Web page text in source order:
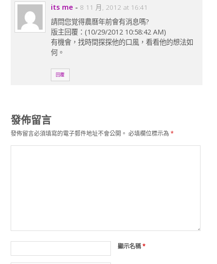
its me - 8 11 月, 2012 at 16:41
請問您覚得農曆年前會有消息嗎?
版主回覆：(10/29/2012 10:58:42 AM)
有機會，找時間探探他的口風，看看他的想法如
何。
回覆
發佈留言
發佈留言必須填寫的電子郵件地址不會公開。 必填欄位標示為*
顯示名稱*